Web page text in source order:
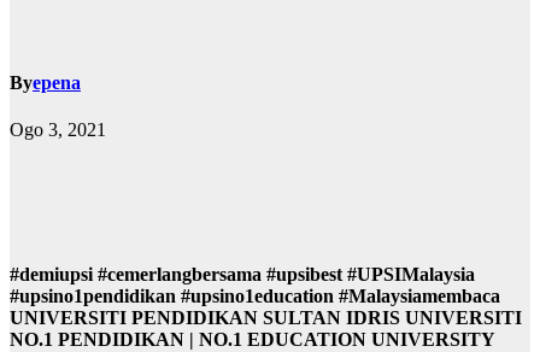
Byepena
Ogo 3, 2021
#demiupsi #cemerlangbersama #upsibest #UPSIMalaysia
#upsino1pendidikan #upsino1education #Malaysiamembaca
UNIVERSITI PENDIDIKAN SULTAN IDRIS UNIVERSITI
NO.1 PENDIDIKAN | NO.1 EDUCATION UNIVERSITY